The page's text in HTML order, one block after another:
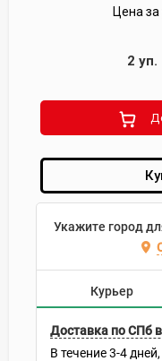
Цена за
2 уп.
Укажите город
Курьер
Доставка по СПб
В течение3-4 дней